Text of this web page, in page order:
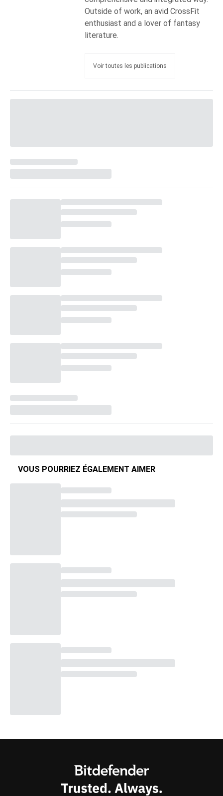
Outside of work, an avid CrossFit
enthusiast and a lover of fantasy
literature.
Voir toutes les publications
VOUS POURRIEZ ÉGALEMENT AIMER